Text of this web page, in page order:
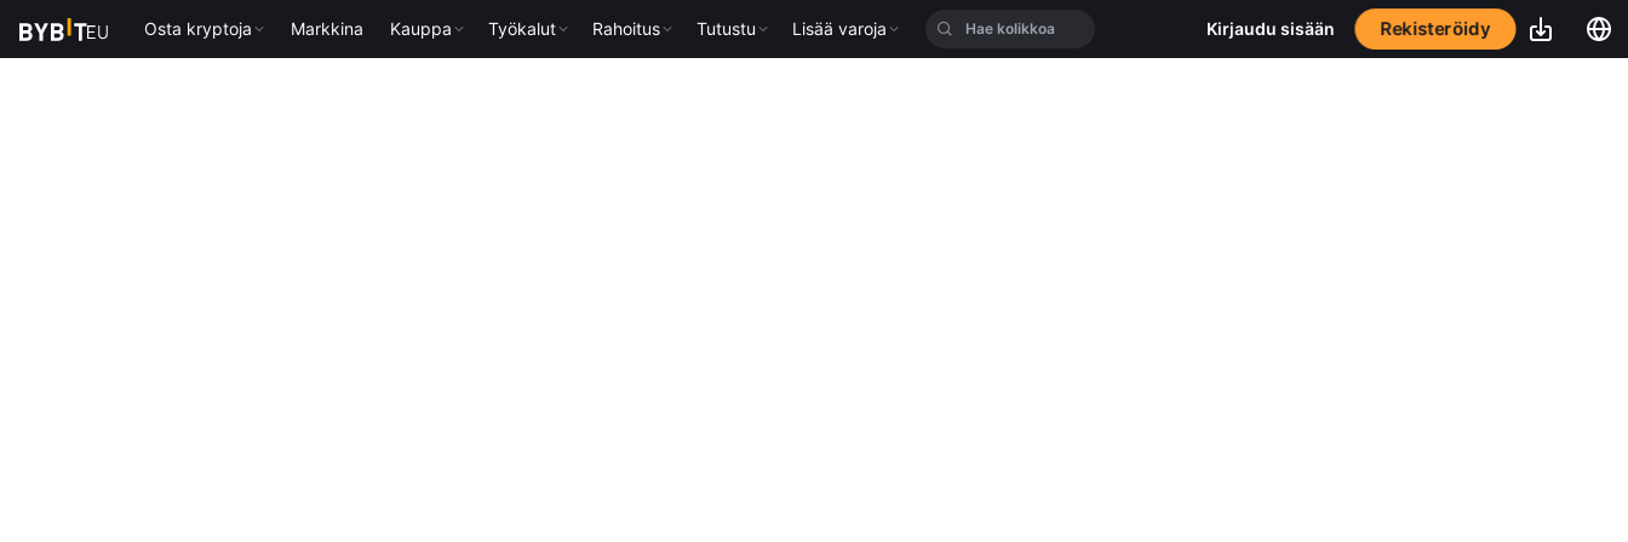
Osta kryptoja Markkina Kauppa Työkalut Rahoitus Tutustu Lisää varoja Kirjaudu sisään Rekisteröidy